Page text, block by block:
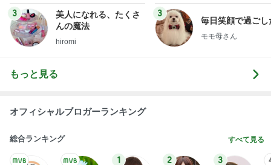
3
美人になれる、たくさ
んの魔法
hiromi
3
毎日笑顔で過ごし
モモ母さん
もっと見る
オフィシャルブロガーランキング
総合ランキング すべて見る
1 2 3